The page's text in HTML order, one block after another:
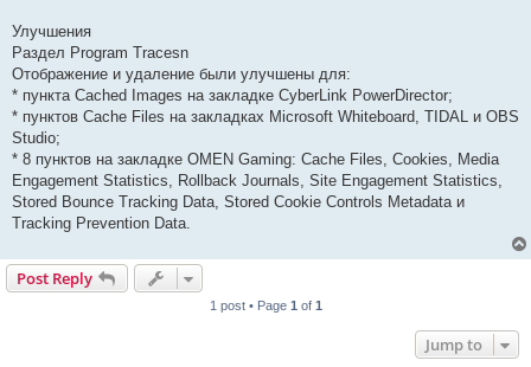
Улучшения
Раздел Program Tracesn
Отображение и удаление были улучшены для:
* пункта Cached Images на закладке CyberLink PowerDirector;
* пунктов Cache Files на закладках Microsoft Whiteboard, TIDAL и OBS
Studio;
* 8 пунктов на закладке OMEN Gaming: Cache Files, Cookies, Media
Engagement Statistics, Rollback Journals, Site Engagement Statistics,
Stored Bounce Tracking Data, Stored Cookie Controls Metadata и
Tracking Prevention Data.
Post Reply
1 post • Page 1 of 1
Jump to